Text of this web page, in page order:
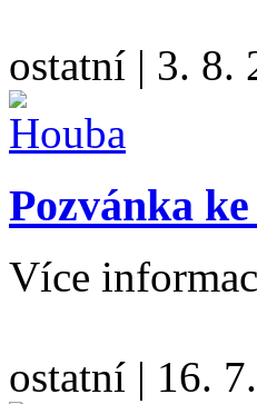
ostatní | 3. 8.
Pozvánka
Více
ostatní | 16.